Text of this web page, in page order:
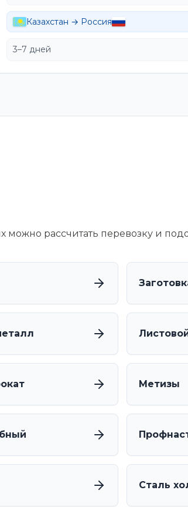
Казахстан → Россия
3–7 дней
можно рассчитать перевозку и
Метизы
Сталь